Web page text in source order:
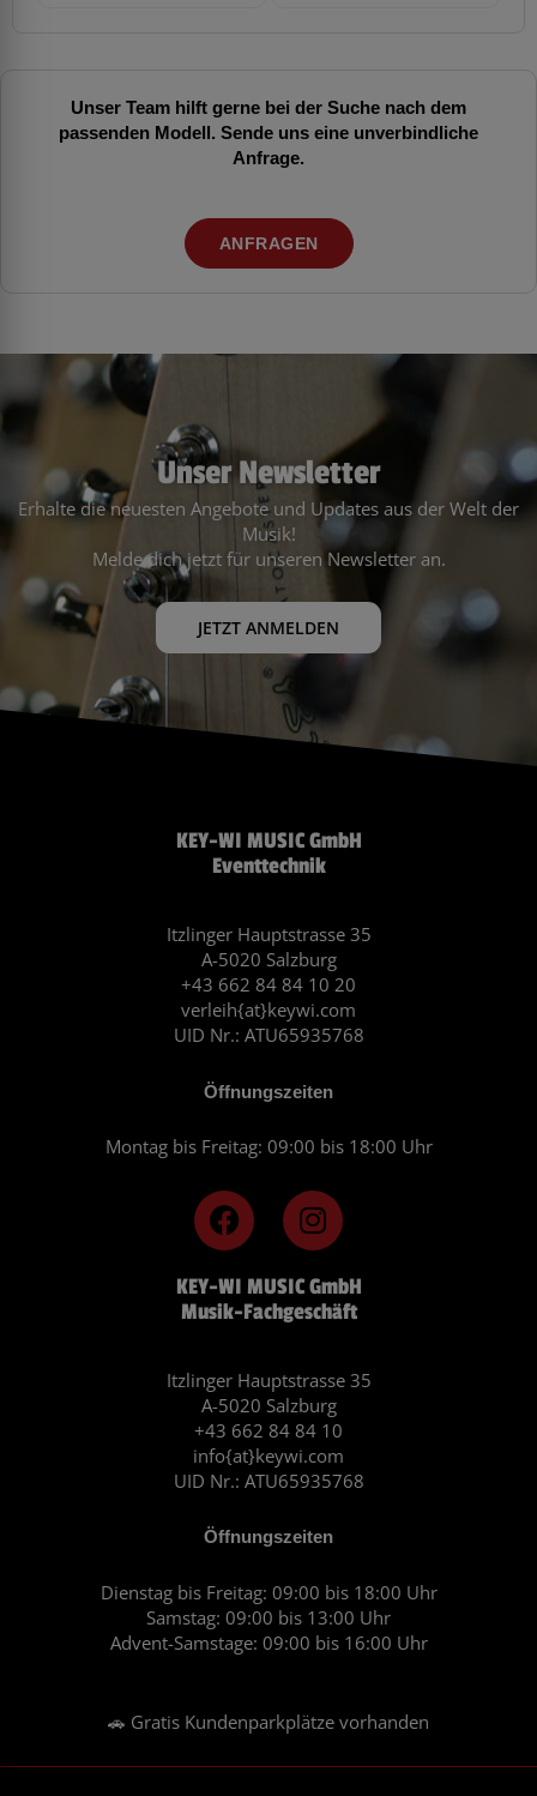
Unser Team hilft gerne bei der Suche nach dem
passenden Modell. Sende uns eine unverbindliche
Anfrage.
ANFRAGEN
Unser Newsletter
Erhalte die neuesten Angebote und Updates aus der Welt der
Musik!
Melde dich jetzt für unseren Newsletter an.
JETZT ANMELDEN
KEY-WI MUSIC GmbH
Musik-Fachgeschäft
Itzlinger Hauptstrasse 35
A-5020 Salzburg
+43 662 84 84 10
info{at}keywi.com
UID Nr.: ATU65935768
Öffnungszeiten
Dienstag bis Freitag: 09:00 bis 18:00 Uhr
Samstag: 09:00 bis 13:00 Uhr
Advent-Samstage: 09:00 bis 16:00 Uhr
🚗 Gratis Kundenparkplätze vorhanden
F
a
c
e
b
o
k
I
n
s
t
a
r
a
m
KEY-WI MUSIC GmbH
Eventtechnik
Itzlinger Hauptstrasse 35
A-5020 Salzburg
+43 662 84 84 10 20
verleih{at}keywi.com
UID Nr.: ATU65935768
Öffnungszeiten
Montag bis Freitag: 09:00 bis 18:00 Uhr